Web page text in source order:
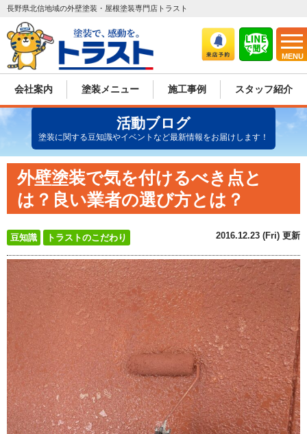
MENU
長野県北信地域の外壁塗装・屋根塗装専門店トラスト
会社案内 塗装メニュー 施工事例 スタッフ紹介
活動ブログ
塗装に関する豆知識やイベントなど最新情報をお届けします！
外壁塗装で気を付けるべき点と
は？良い業者の選び方とは？
豆知識 トラストのこだわり 2016.12.23 (Fri) 更新